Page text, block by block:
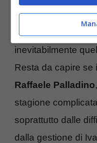
Uno dei primi temi
inevitabilmente
Resta da capire se
Raffaele Palladino
stagione
soprattutto dalle
dalla gestione di